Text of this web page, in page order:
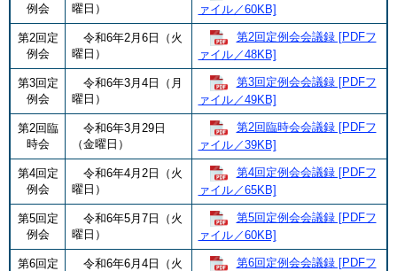
例会
曜日）
ァイル／60KB]
第2回定
例会
令和6年2月6日（火
曜日）
第2回定例会会議録 [PDFフ
ァイル／48KB]
第3回定
例会
令和6年3月4日（月
曜日）
第3回定例会会議録 [PDFフ
ァイル／49KB]
第2回臨
時会
令和6年3月29日
（金曜日）
第2回臨時会会議録 [PDFフ
ァイル／39KB]
第4回定
例会
令和6年4月2日（火
曜日）
第4回定例会会議録 [PDFフ
ァイル／65KB]
第5回定
例会
令和6年5月7日（火
曜日）
第5回定例会会議録 [PDFフ
ァイル／60KB]
第6回定
令和6年6月4日（火
第6回定例会会議録 [PDFフ